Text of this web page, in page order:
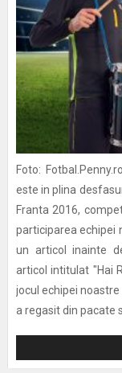
Foto:
este in plina
Franta 2016,
participarea echipei
un articol inainte
articol intitulat "Hai
jocul echipei
a regasit din pacate